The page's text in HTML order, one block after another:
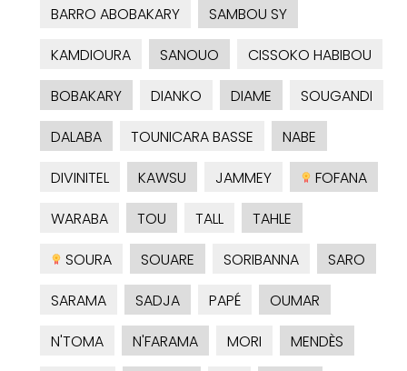
BARRO ABOBAKARY
SAMBOU SY
KAMDIOURA
SANOUO
CISSOKO HABIBOU
BOBAKARY
DIANKO DIAME
SOUGANDI
DALABA
TOUNICARA BASSE
NABE
DIVINITEL
KAWSU JAMMEY
FOFANA
WARABA
TOU TALL
TAHLE
SOURA
SOUARE SORIBANNA
SARO
SARAMA
SADJA PAPÉ
OUMAR
N'TOMA
N'FARAMA MORI
MENDÈS